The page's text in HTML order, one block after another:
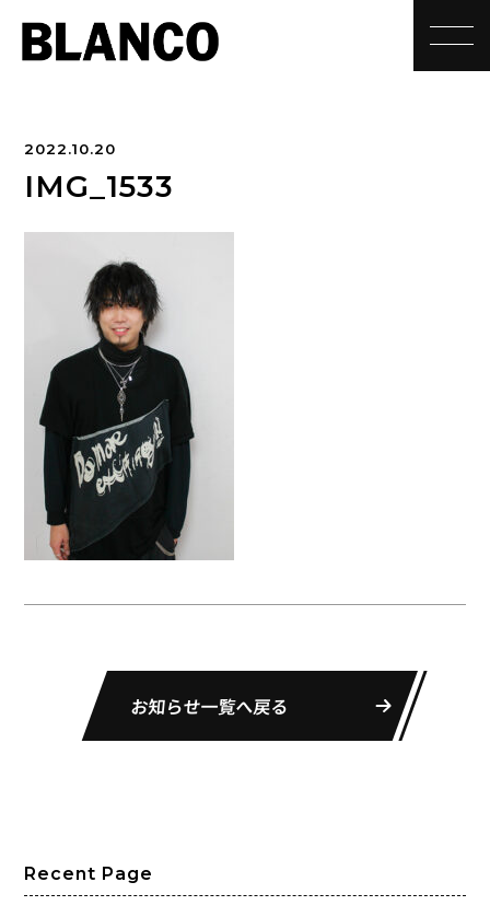
2022.10.20
IMG_1533
お知らせ一覧へ戻る
Recent Page